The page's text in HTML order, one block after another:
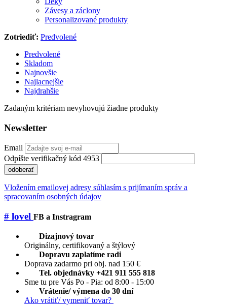
Závesy a záclony
Personalizované produkty
Zotriediť: Predvolené
Predvolené
Skladom
Najnovšie
Najlacnejšie
Najdrahšie
Zadaným kritériam nevyhovujú žiadne produkty
Newsletter
Email
Odpíšte verifikačný kód 4953
odoberať
Vložením emailovej adresy súhlasím s prijímaním správ a
spracovaním osobných údajov
# lovel FB a Instragram
Dizajnový tovar
Originálny, certifikovaný a štýlový
Dopravu zaplatíme radi
Doprava zadarmo pri obj. nad 150 €
Tel. objednávky +421 911 555 818
Sme tu pre Vás Po - Pia: od 8:00 - 15:00
Vrátenie/ výmena do 30 dní
Ako vrátiť/ vymeniť tovar?